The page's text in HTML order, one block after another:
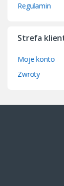
Regulamin
Strefa
Moje konto
Zwroty